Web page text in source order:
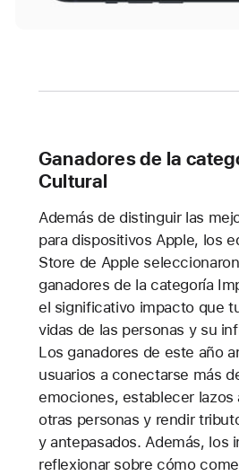
Ganadores de la
Cultural
Además de distinguir las
para dispositivos Apple, los
Store de Apple
ganadores de la categoría
el significativo impacto que
vidas de las personas y su
Los ganadores de este año
usuarios a conectarse más
emociones, establecer
otras personas y rendir
y antepasados. Además, los
reflexionar sobre cómo